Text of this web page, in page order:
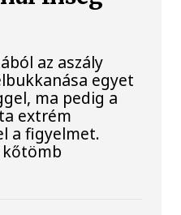
az aszály
egyet
ma pedig a
extrém
a figyelmet.
kőtömb